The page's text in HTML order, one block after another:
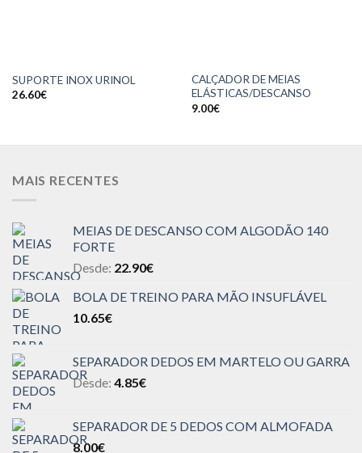
SUPORTE INOX URINOL
26.60€
CALÇADOR DE MEIAS
ELÁSTICAS/DESCANSO
9.00€
MAIS RECENTES
MEIAS DE DESCANSO COM ALGODÃO 140
FORTE
Desde: 22.90€
BOLA DE TREINO PARA MÃO INSUFLÁVEL
10.65€
SEPARADOR DEDOS EM MARTELO OU GARRA
Desde: 4.85€
SEPARADOR DE 5 DEDOS COM ALMOFADA
8.00€